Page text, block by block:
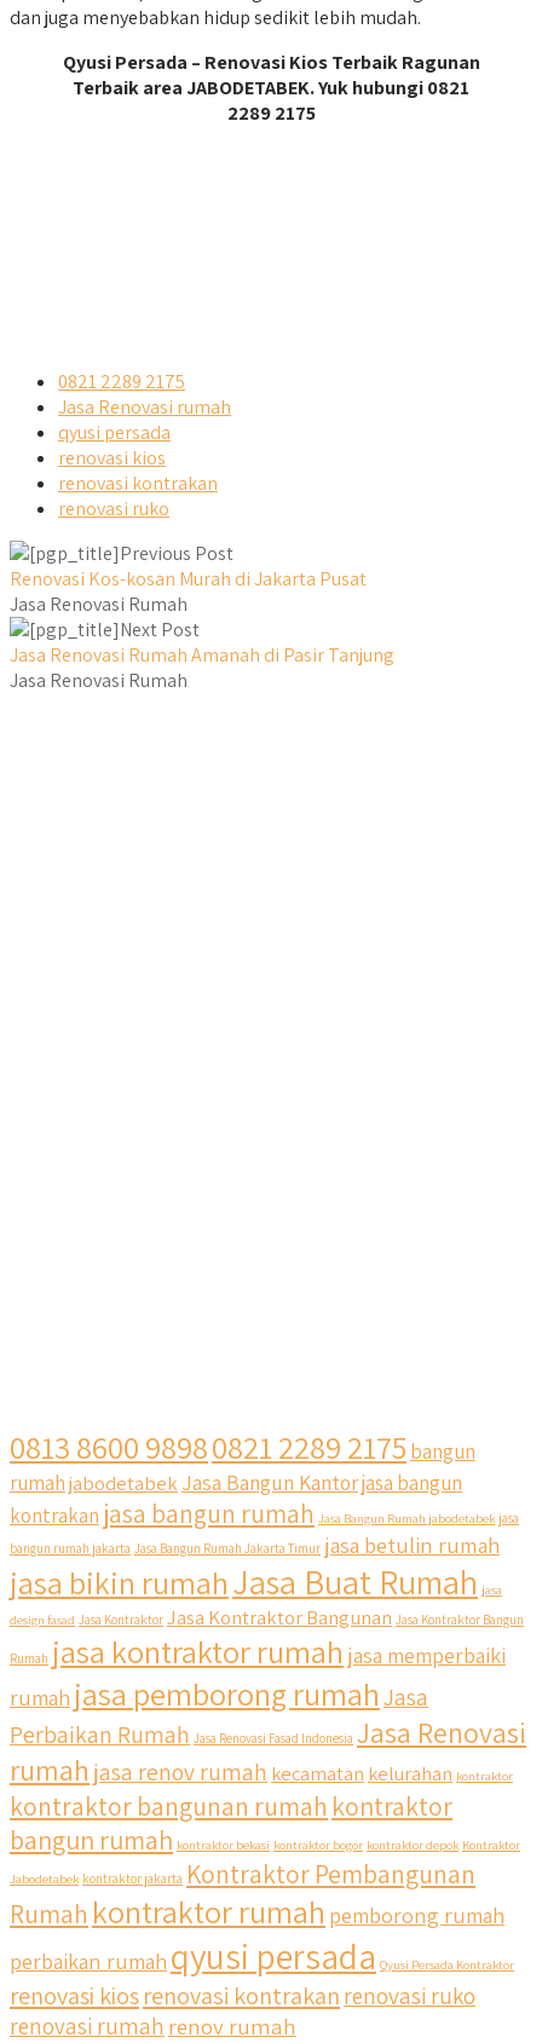
dan juga menyebabkan hidup sedikit lebih mudah.
Qyusi Persada – Renovasi Kios Terbaik Ragunan
Terbaik area JABODETABEK. Yuk hubungi 0821
2289 2175
0821 2289 2175
Jasa Renovasi rumah
qyusi persada
renovasi kios
renovasi kontrakan
renovasi ruko
Previous Post
Renovasi Kos-kosan Murah di Jakarta Pusat
Jasa Renovasi Rumah
Next Post
Jasa Renovasi Rumah Amanah di Pasir Tanjung
Jasa Renovasi Rumah
0813 8600 98980821 2289 2175 bangun
rumahjabodetabek Jasa Bangun Kantorjasa bangun
kontrakan jasa bangun rumah Jasa Bangun Rumah jabodetabek jasa
bangun rumah jakarta Jasa Bangun Rumah Jakarta Timur jasa betulin rumah
jasa bikin rumahJasa Buat Rumah jasa
design fasad Jasa Kontraktor Jasa Kontraktor Bangunan Jasa Kontraktor Bangun
Rumah jasa kontraktor rumah jasa memperbaiki
rumah jasa pemborong rumahJasa
Perbaikan Rumah Jasa Renovasi Fasad Indonesia Jasa Renovasi
rumah jasa renov rumah kecamatan kelurahan kontraktor
kontraktor bangunan rumah kontraktor
bangun rumah kontraktor bekasi kontraktor bogor kontraktor depok Kontraktor
Jabodetabek kontraktor jakarta Kontraktor Pembangunan
Rumah kontraktor rumah pemborong rumah
perbaikan rumah qyusi persada Qyusi Persada Kontraktor
renovasi kiosrenovasi kontrakanrenovasi ruko
renovasi rumah renov rumah